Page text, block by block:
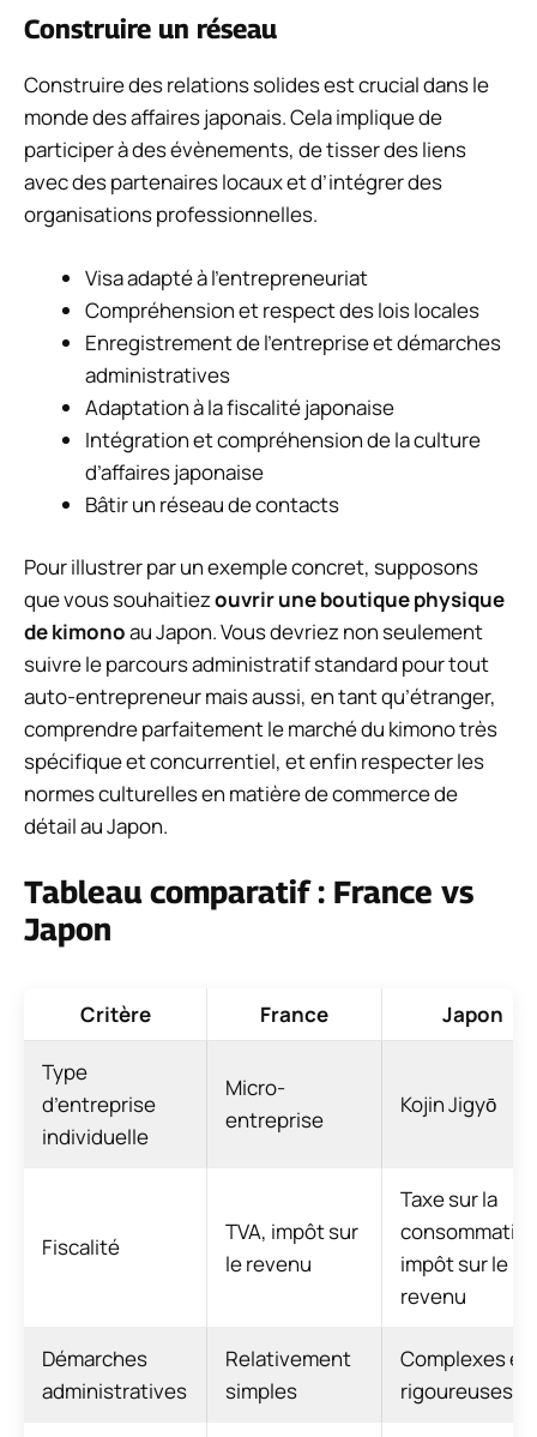
Construire un réseau
Construire des relations solides est crucial dans le
monde des affaires japonais. Cela implique de
participer à des évènements, de tisser des liens
avec des partenaires locaux et d’intégrer des
organisations professionnelles.
Visa adapté à l’entrepreneuriat
Compréhension et respect des lois locales
Enregistrement de l’entreprise et démarches
administratives
Adaptation à la fiscalité japonaise
Intégration et compréhension de la culture
d’affaires japonaise
Bâtir un réseau de contacts
Pour illustrer par un exemple concret, supposons
que vous souhaitiezouvrir une boutique physique
de kimonoau Japon. Vous devriez non seulement
suivre le parcours administratif standard pour tout
auto-entrepreneur mais aussi, en tant qu’étranger,
comprendre parfaitement le marché du kimono très
spécifique et concurrentiel, et enfin respecter les
normes culturelles en matière de commerce de
détail au Japon.
Tableau comparatif : France vs
Japon
Critère France Japon
Type
d’entreprise
individuelle
Micro-
entreprise
Kojin Jigyō
Fiscalité
TVA, impôt sur
le revenu
Taxe sur la
impôt sur le
revenu
Démarches
administratives
Relativement
simples
Complexes et
rigoureuses